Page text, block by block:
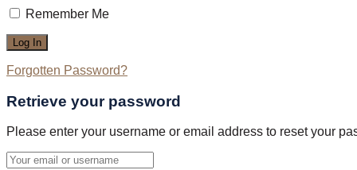
Remember Me
Forgotten Password?
Retrieve your password
Please enter your username or email address to reset your